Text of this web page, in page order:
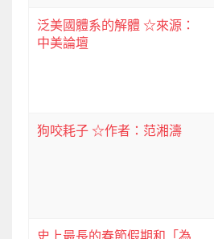
泛美國體系的解體 ☆來源：
中美論壇
狗咬耗子 ☆作者：范湘濤